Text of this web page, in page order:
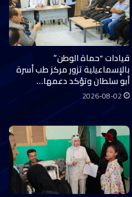
قيادات “حماة الوطن”
بالإسماعيلية تزور مركز طب أسرة
أبو سلطان وتؤكد دعمها…
2026-08-02